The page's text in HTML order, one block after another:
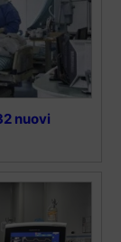
nuovi